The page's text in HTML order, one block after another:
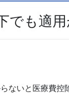
でも適
ないと医療費控